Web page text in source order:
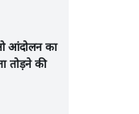
आंदोलन का
तोड़ने की